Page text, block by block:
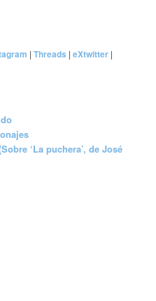
|Threads |eXtwitter |
‘La puchera’, de José